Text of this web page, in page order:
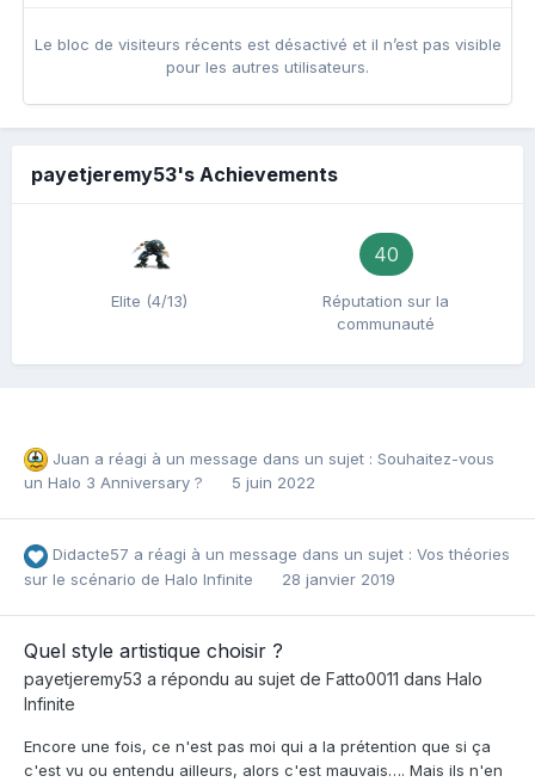
Le bloc de visiteurs récents est désactivé et il n’est pas visible
pour les autres utilisateurs.
payetjeremy53's Achievements
Elite (4/13)
40
Réputation sur la
communauté
Juan a réagi à un message dans un sujet : Souhaitez-vous
un Halo 3 Anniversary ?
5 juin 2022
Didacte57 a réagi à un message dans un sujet : Vos théories
sur le scénario de Halo Infinite
28 janvier 2019
Quel style artistique choisir ?
payetjeremy53 a répondu au sujet de Fatto0011 dans Halo
Infinite
Encore une fois, ce n'est pas moi qui a la prétention que si ça
c'est vu ou entendu ailleurs, alors c'est mauvais…. Mais ils n'en